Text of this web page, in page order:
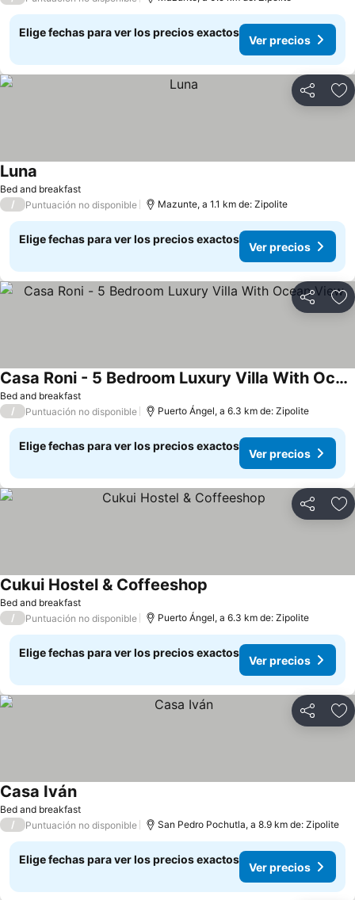
Elige fechas para ver los precios exactos
Ver precios
Compartir
Bed and breakfast
Luna
/ Puntuación no disponible Mazunte, a 1.1 km de: Zipolite
Elige fechas para ver los precios exactos
Ver precios
Compartir
Bed and breakfast
Casa Roni - 5 Bedroom Luxury Villa With Ocean View
/ Puntuación no disponible Puerto Ángel, a 6.3 km de: Zipolite
Elige fechas para ver los precios exactos
Ver precios
Compartir
Bed and breakfast
Cukui Hostel & Coffeeshop
/ Puntuación no disponible Puerto Ángel, a 6.3 km de: Zipolite
Elige fechas para ver los precios exactos
Ver precios
Compartir
Bed and breakfast
Casa Iván
/ Puntuación no disponible San Pedro Pochutla, a 8.9 km de: Zipolite
Elige fechas para ver los precios exactos
Ver precios